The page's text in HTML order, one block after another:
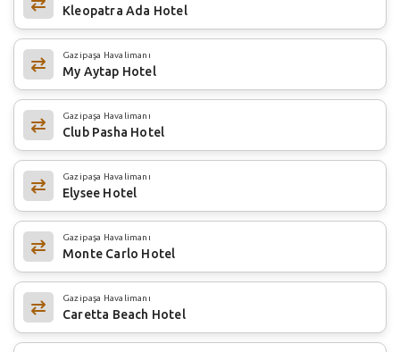
Kleopatra Ada Hotel
Gazipaşa Havalimanı
My Aytap Hotel
Gazipaşa Havalimanı
Club Pasha Hotel
Gazipaşa Havalimanı
Elysee Hotel
Gazipaşa Havalimanı
Monte Carlo Hotel
Gazipaşa Havalimanı
Caretta Beach Hotel